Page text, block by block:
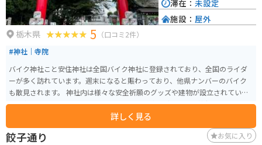
栃木県 5 （口コミ2件）
#神社｜寺院
バイク神社こと安住神社は全国バイク神社に登録されており、全国のライダ
ーが多く訪れています。週末になると賑わっており、他県ナンバーのバイク
も散見されます。 神社内は様々な安全祈願のグッズや建物が設立されていま
す。内部はかなり華やかで、ヘリコプター体験などもあり、神社とは思えな
いほど豪華な神社となってます。安住神社仕様のてる坊があります。 初詣の
時期だけ、駐車場が拡大されています。その時期はとても混んでいます。
詳しく見る
滞在： 未設定
施設： 屋外
餃子通り お気に入り